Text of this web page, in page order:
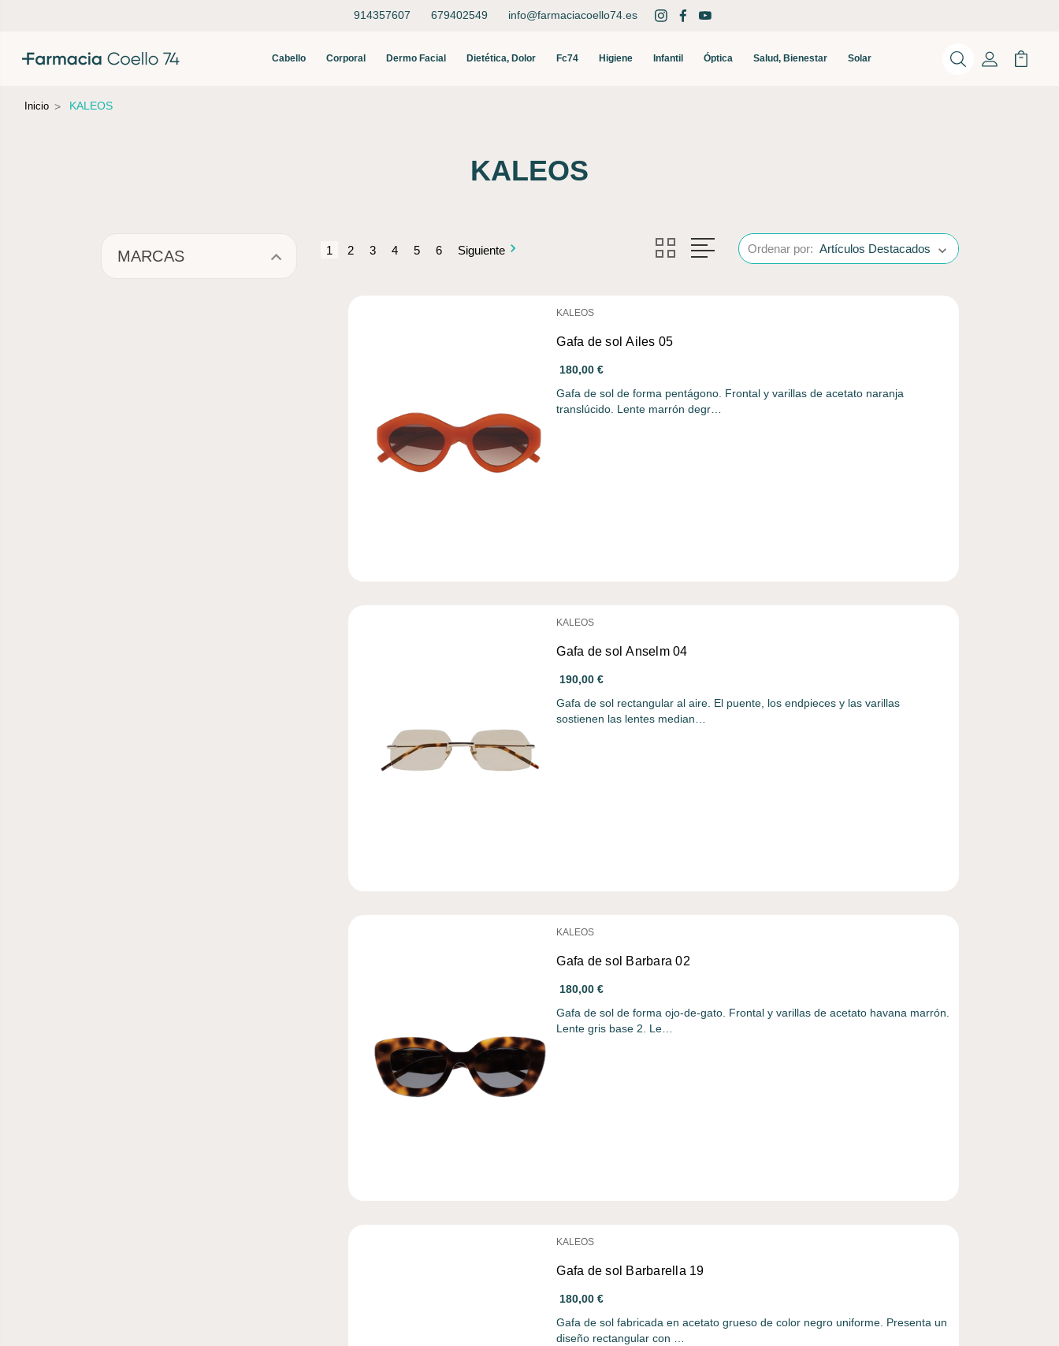
914357607 679402549 info@farmaciacoello74.es
Cabello Corporal Dermo Facial Dietética, Dolor Fc74 Higiene Infantil Óptica Salud, Bienestar Solar BuscarMi Cuenta
Mi
Inicio KALEOS
KALEOS
MARCAS 1 2 3 4 5 6 Siguiente Ordenar por:
KALEOS
Gafa de sol Ailes 05
180,00 €
Gafa de sol de forma pentágono. Frontal y varillas de acetato naranja
translúcido. Lente marrón degr…
KALEOS
Gafa de sol Anselm 04
190,00 €
Gafa de sol rectangular al aire. El puente, los endpieces y las varillas
sostienen las lentes median…
KALEOS
Gafa de sol Barbara 02
180,00 €
Gafa de sol de forma ojo-de-gato. Frontal y varillas de acetato havana marrón.
Lente gris base 2. Le…
KALEOS
Gafa de sol Barbarella 19
180,00 €
Gafa de sol fabricada en acetato grueso de color negro uniforme. Presenta un
diseño rectangular con …